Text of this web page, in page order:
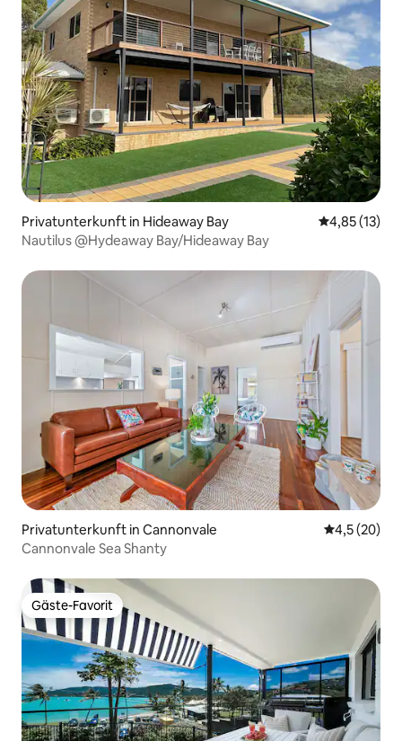
Privatunterkunft in Hideaway Bay
4,85 (13)
Nautilus @Hydeaway Bay/Hideaway Bay
Privatunterkunft in Cannonvale
4,5 (20)
Cannonvale Sea Shanty
Gäste-Favorit
Gäste-Favorit